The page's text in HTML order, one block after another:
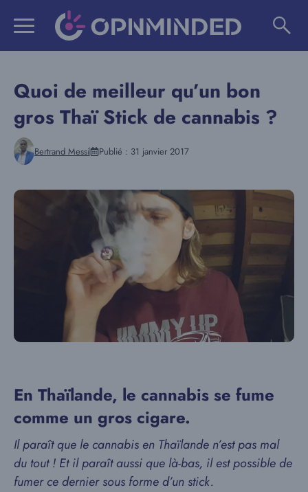
Quoi de meilleur qu’un bon
gros Thaï Stick de cannabis ?
Bertrand Messi Publié : 31 janvier 2017
En Thaïlande, le cannabis se fume
comme un gros cigare.
Il paraît que le cannabis en Thaïlande n’est pas mal
du tout ! Et il paraît aussi que là-bas, il est possible de
fumer ce dernier sous forme d’un stick.